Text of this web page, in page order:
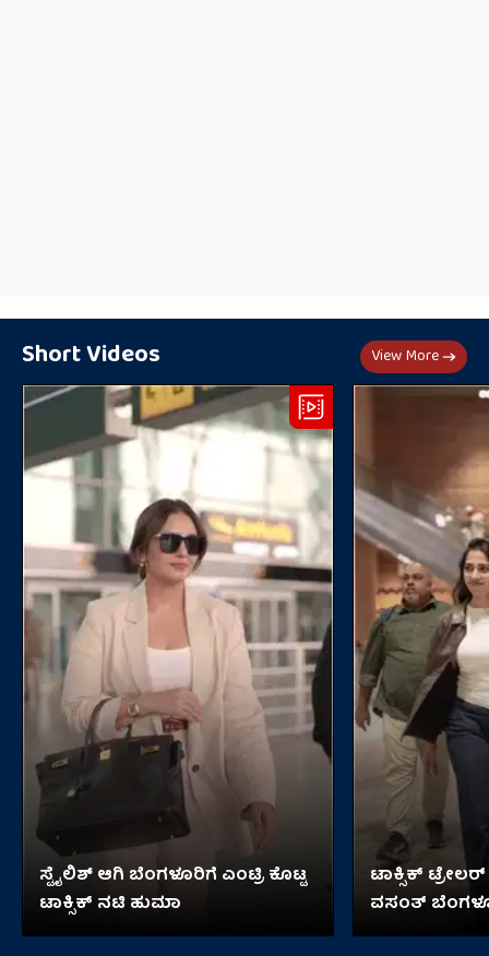
Short Videos View More
ಸ್ಟೈಲಿಶ್ ಆಗಿ ಬೆಂಗಳೂರಿಗೆ ಎಂಟ್ರಿ ಕೊಟ್ಟ
ಟಾಕ್ಸಿಕ್ ನಟಿ ಹುಮಾ
ಟಾಕ್ಸಿಕ್
ವಸಂತ್